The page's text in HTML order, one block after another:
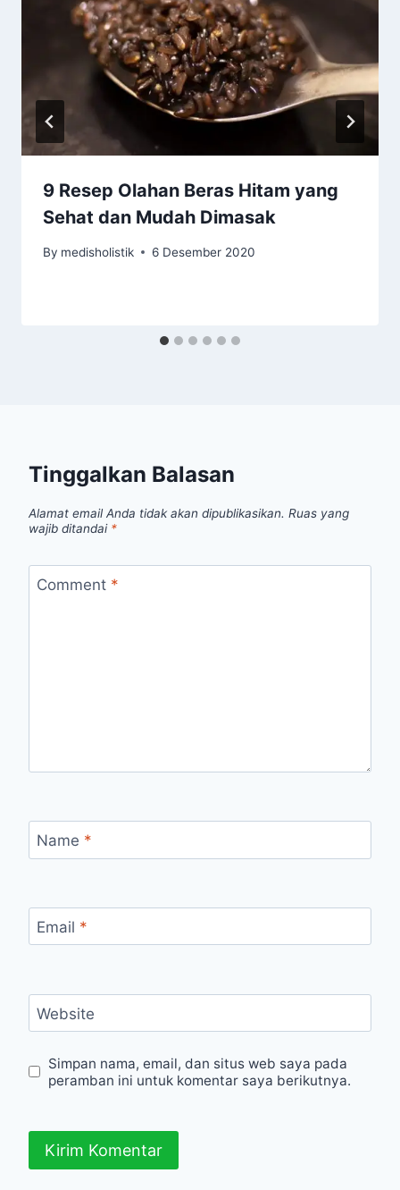
9 Resep Olahan Beras Hitam yang
Sehat dan Mudah Dimasak
By medisholistik 6 Desember 2020
Tinggalkan Balasan
Alamat email Anda tidak akan dipublikasikan. Ruas yang
wajib ditandai *
Comment *
Name *
Email *
Website
Simpan nama, email, dan situs web saya pada
peramban ini untuk komentar saya berikutnya.